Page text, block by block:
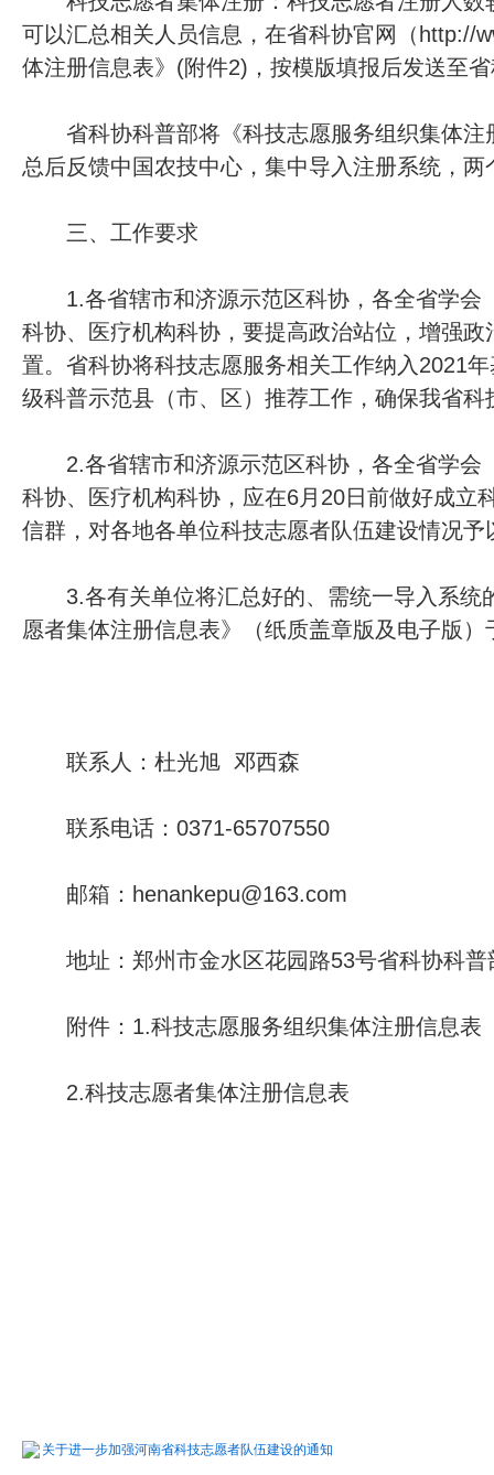
可以汇总相关人员信息，在省科协官网（http://
体注册信息表》(附件2)，按模版填报后发送至
省科协科普部将《科技志愿服务组织集体注
总后反馈中国农技中心，集中导入注册系统，
三、工作要求
1.各省辖市和济源示范区科协，各全省学会
科协、医疗机构科协，要提高政治站位，增强
置。省科协将科技志愿服务相关工作纳入2021
级科普示范县（市、区）推荐工作，确保我省
2.各省辖市和济源示范区科协，各全省学会
科协、医疗机构科协，应在6月20日前做好成立
信群，对各地各单位科技志愿者队伍建设情况予
3.各有关单位将汇总好的、需统一导入系统
愿者集体注册信息表》（纸质盖章版及电子版
联系人：杜光旭 邓西森
联系电话：0371-65707550
邮箱：henankepu@163.com
地址：郑州市金水区花园路53号省科协科普
附件：1.科技志愿服务组织集体注册信息表
2.科技志愿者集体注册信息表
关于进一步加强河南省科技志愿者队伍建设的通知